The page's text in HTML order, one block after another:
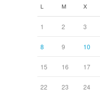
L M X
1 2 3
8 9 10
15 16 17
22 23 24